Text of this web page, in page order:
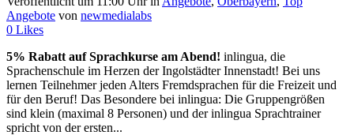
Angebote von newmedialabs
0 Likes
5% Rabatt auf Sprachkurse am Abend! inlingua, die
Sprachenschule im Herzen der Ingolstädter Innenstadt! Bei uns
lernen Teilnehmer jeden Alters Fremdsprachen für die Freizeit und
für den Beruf! Das Besondere bei inlingua: Die Gruppengrößen
sind klein (maximal 8 Personen) und der inlingua Sprachtrainer
spricht von der ersten...